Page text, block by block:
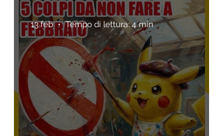
13 feb Tempo di lettura: 4 min